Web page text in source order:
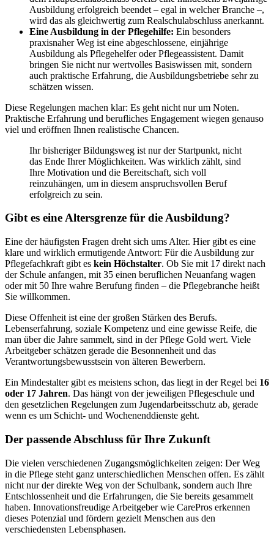
Ausbildung erfolgreich beendet – egal in welcher Branche –,
wird das als gleichwertig zum Realschulabschluss anerkannt.
Eine Ausbildung in der Pflegehilfe: Ein besonders
praxisnaher Weg ist eine abgeschlossene, einjährige
Ausbildung als Pflegehelfer oder Pflegeassistent. Damit
bringen Sie nicht nur wertvolles Basiswissen mit, sondern
auch praktische Erfahrung, die Ausbildungsbetriebe sehr zu
schätzen wissen.
Diese Regelungen machen klar: Es geht nicht nur um Noten.
Praktische Erfahrung und berufliches Engagement wiegen genauso
viel und eröffnen Ihnen realistische Chancen.
Ihr bisheriger Bildungsweg ist nur der Startpunkt, nicht
das Ende Ihrer Möglichkeiten. Was wirklich zählt, sind
Ihre Motivation und die Bereitschaft, sich voll
reinzuhängen, um in diesem anspruchsvollen Beruf
erfolgreich zu sein.
Gibt es eine Altersgrenze für die Ausbildung?
Eine der häufigsten Fragen dreht sich ums Alter. Hier gibt es eine
klare und wirklich ermutigende Antwort: Für die Ausbildung zur
Pflegefachkraft gibt es kein Höchstalter. Ob Sie mit 17 direkt nach
der Schule anfangen, mit 35 einen beruflichen Neuanfang wagen
oder mit 50 Ihre wahre Berufung finden – die Pflegebranche heißt
Sie willkommen.
Diese Offenheit ist eine der großen Stärken des Berufs.
Lebenserfahrung, soziale Kompetenz und eine gewisse Reife, die
man über die Jahre sammelt, sind in der Pflege Gold wert. Viele
Arbeitgeber schätzen gerade die Besonnenheit und das
Verantwortungsbewusstsein von älteren Bewerbern.
Ein Mindestalter gibt es meistens schon, das liegt in der Regel bei 16
oder 17 Jahren. Das hängt von der jeweiligen Pflegeschule und
den gesetzlichen Regelungen zum Jugendarbeitsschutz ab, gerade
wenn es um Schicht- und Wochenenddienste geht.
Der passende Abschluss für Ihre Zukunft
Die vielen verschiedenen Zugangsmöglichkeiten zeigen: Der Weg
in die Pflege steht ganz unterschiedlichen Menschen offen. Es zählt
nicht nur der direkte Weg von der Schulbank, sondern auch Ihre
Entschlossenheit und die Erfahrungen, die Sie bereits gesammelt
haben. Innovationsfreudige Arbeitgeber wie CarePros erkennen
dieses Potenzial und fördern gezielt Menschen aus den
verschiedensten Lebensphasen.